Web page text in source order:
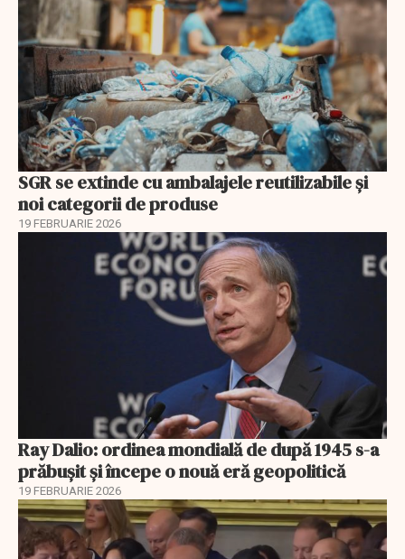
SGR se extinde cu ambalajele reutilizabile și
noi categorii de produse
19 FEBRUARIE 2026
Ray Dalio: ordinea mondială de după 1945 s-a
prăbușit și începe o nouă eră geopolitică
19 FEBRUARIE 2026